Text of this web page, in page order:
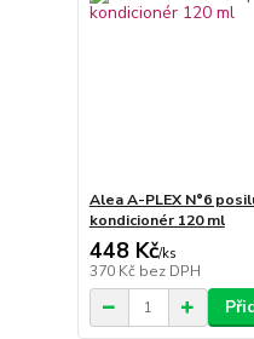
Alea A-PLEX N°6
kondicionér 120 ml
448 Kč/ks
370 Kč bez DPH